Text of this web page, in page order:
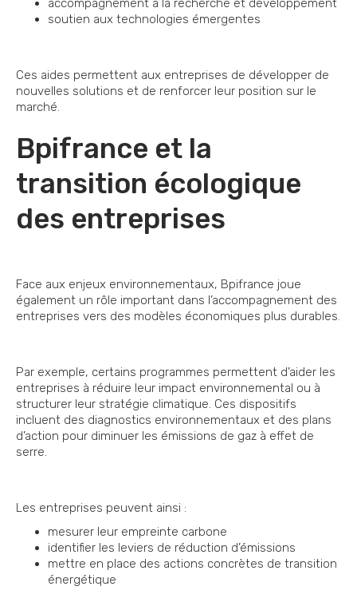
accompagnement à la recherche et développement
soutien aux technologies émergentes
Ces aides permettent aux entreprises de développer de
nouvelles solutions et de renforcer leur position sur le
marché.
Bpifrance et la
transition écologique
des entreprises
Face aux enjeux environnementaux, Bpifrance joue
également un rôle important dans l’accompagnement des
entreprises vers des modèles économiques plus durables.
Par exemple, certains programmes permettent d’aider les
entreprises à réduire leur impact environnemental ou à
structurer leur stratégie climatique. Ces dispositifs
incluent des diagnostics environnementaux et des plans
d’action pour diminuer les émissions de gaz à effet de
serre.
Les entreprises peuvent ainsi :
mesurer leur empreinte carbone
identifier les leviers de réduction d’émissions
mettre en place des actions concrètes de transition
énergétique